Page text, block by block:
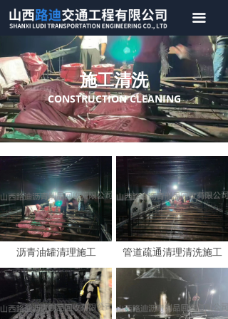
끀
首页
关于我们
产品中心
施工清洗
新闻资讯
联系我们
施工清洗
CONSTRUCTION CLEANING
沥青油罐清理施工 管道疏通清理清洗施工